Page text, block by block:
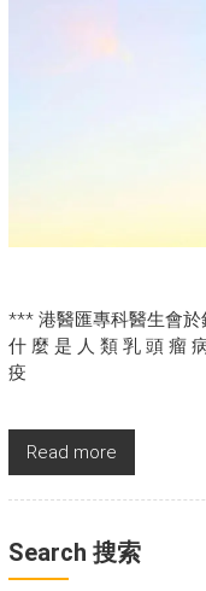
*** 港醫匯專科醫生會於
什 麼 是 人 類 乳 頭 瘤
疫
Read more
Search 搜索